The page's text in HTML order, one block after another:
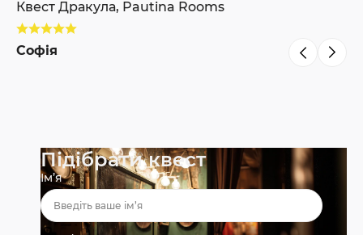
Квест Дракула, Pautina Rooms
Софія
Підібрати квест
Ім’я